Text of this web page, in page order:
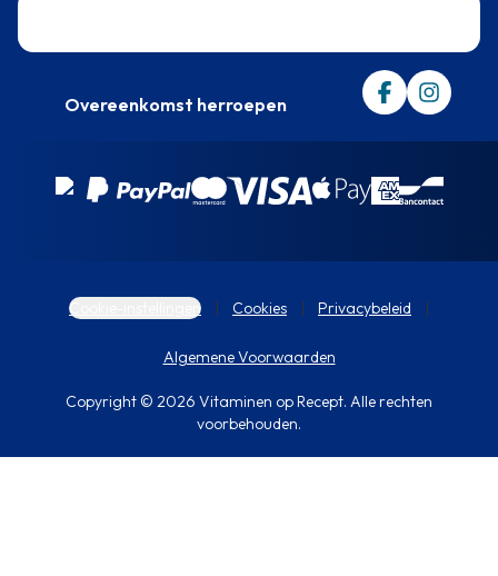
Overeenkomst herroepen
Cookie-instellingen Cookies Privacybeleid
Algemene Voorwaarden
Copyright © 2026 Vitaminen op Recept. Alle rechten
voorbehouden.